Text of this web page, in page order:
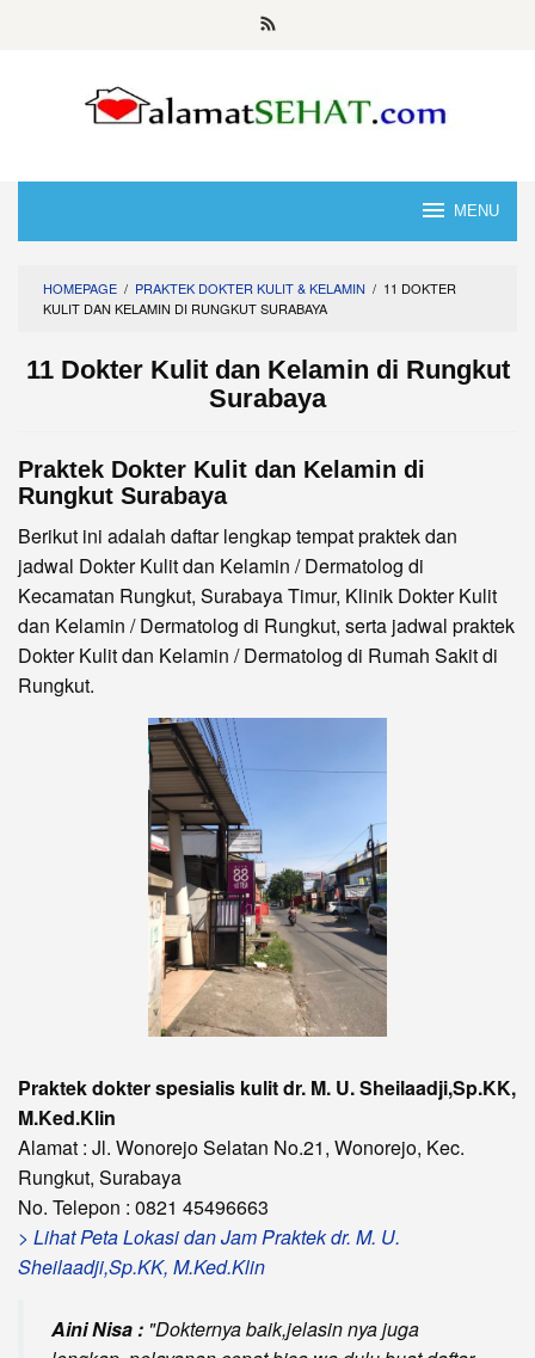
MENU
HOMEPAGE / PRAKTEK DOKTER KULIT & KELAMIN / 11 DOKTER
KULIT DAN KELAMIN DI RUNGKUT SURABAYA
11 Dokter Kulit dan Kelamin di Rungkut
Surabaya
Praktek Dokter Kulit dan Kelamin di
Rungkut Surabaya
Berikut ini adalah daftar lengkap tempat praktek dan
jadwal Dokter Kulit dan Kelamin / Dermatolog di
Kecamatan Rungkut, Surabaya Timur, Klinik Dokter Kulit
dan Kelamin / Dermatolog di Rungkut, serta jadwal praktek
Dokter Kulit dan Kelamin / Dermatolog di Rumah Sakit di
Rungkut.
Praktek dokter spesialis kulit dr. M. U. Sheilaadji,Sp.KK,
M.Ked.Klin
Alamat : Jl. Wonorejo Selatan No.21, Wonorejo, Kec.
Rungkut, Surabaya
No. Telepon : 0821 45496663
> Lihat Peta Lokasi dan Jam Praktek dr. M. U.
Sheilaadji,Sp.KK, M.Ked.Klin
Aini Nisa : Dokternya baik,jelasin nya juga